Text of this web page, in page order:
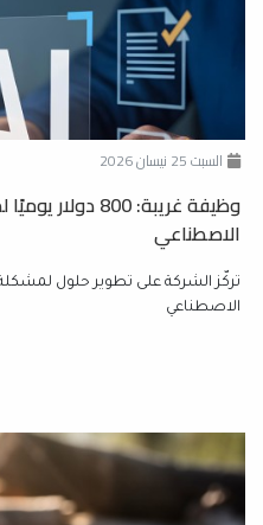
السبت 25 نيسان 2026
وظيفة غريبة: 800
الاصطناعي
تركّز الشركة على تطوير حلول لمشكلة
الاصطناعي